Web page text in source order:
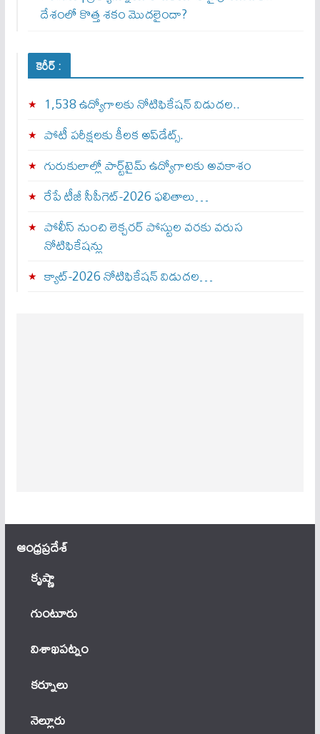
దేశంలో కొత్త శకం మొదలైందా?
కెరీర్ :
1,538 ఉద్యోగాలకు నోటిఫికేషన్ విడుదల..
పోటీ పరీక్షలకు కీలక అప్‌డేట్స్.
గురుకులాల్లో పార్ట్‌టైమ్ ఉద్యోగాలకు అవకాశం
రేపే టీజీ సీపీగెట్‌-2026 ఫలితాలు…
పోలీస్ నుంచి లెక్చరర్ పోస్టుల వరకు వరుస
నోటిఫికేషన్లు
క్యాట్-2026 నోటిఫికేషన్ విడుదల…
ఆంధ్ర‌ప్ర‌దేశ్
కృష్ణా
గుంటూరు
విశాఖపట్నం
కర్నూలు
నెల్లూరు